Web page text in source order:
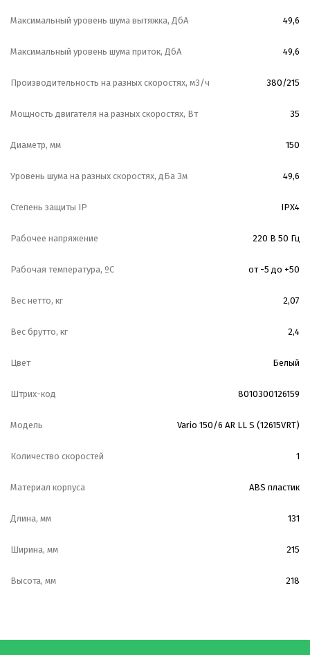
Максимальный уровень шума вытяжка, ДбА 49,6
Максимальный уровень шума приток, ДбА 49,6
Производительность на разных скоростях, м3/ч 380/215
Мощность двигателя на разных скоростях, Вт 35
Диаметр, мм 150
Уровень шума на разных скоростях, дБа 3м 49,6
Степень защиты IP IPX4
Рабочее напряжение 220 В 50 Гц
Рабочая температура, ºС от -5 до +50
Вес нетто, кг 2,07
Вес брутто, кг 2,4
Цвет Белый
Штрих-код 8010300126159
Модель Vario 150/6 AR LL S (12615VRT)
Количество скоростей 1
Материал корпуса ABS пластик
Длина, мм 131
Ширина, мм 215
Высота, мм 218